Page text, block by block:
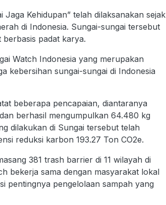
Kehidupan” telah dilaksanakan sejak
di Indonesia. Sungai-sungai tersebut
padat karya.
Watch Indonesia yang merupakan
kebersihan sungai-sungai di Indonesia
beberapa pencapaian, diantaranya
berhasil mengumpulkan 64.480 kg
dilakukan di Sungai tersebut telah
reduksi karbon 193.27 Ton CO2e.
381 trash barrier di 11 wilayah di
bekerja sama dengan masyarakat lokal
pentingnya pengelolaan sampah yang